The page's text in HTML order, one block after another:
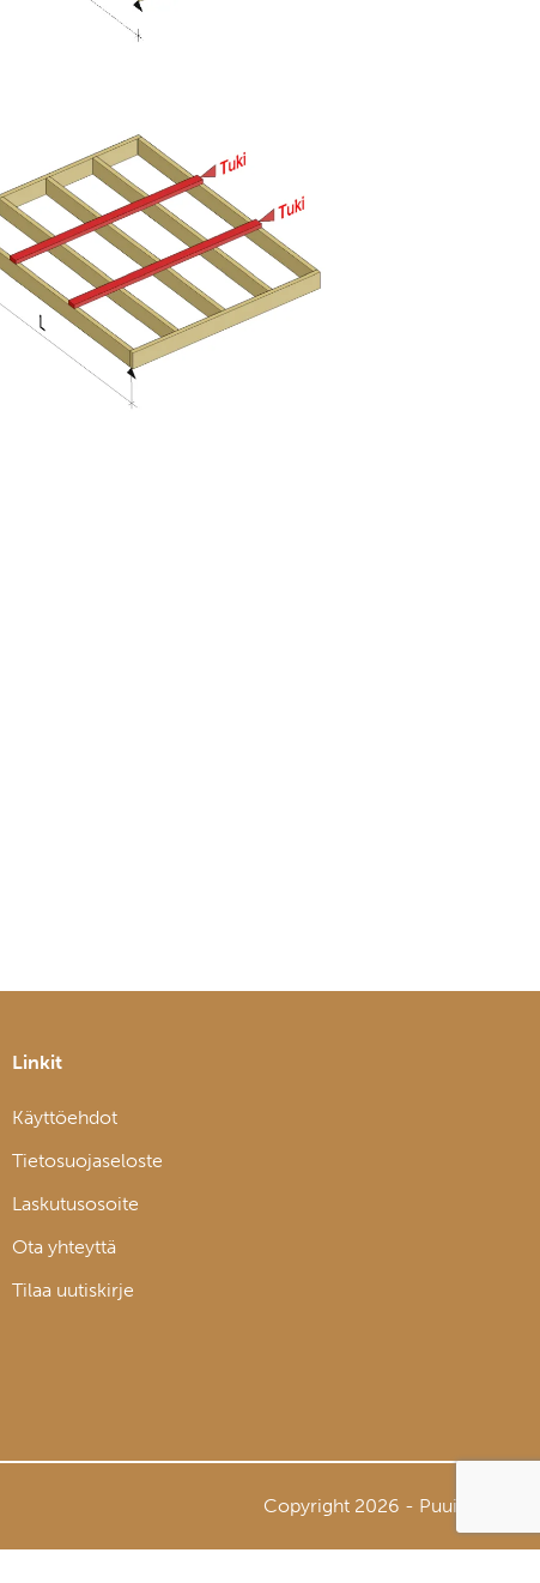
Linkit
Käyttöehdot
Tietosuojaseloste
Laskutusosoite
Ota yhteyttä
Tilaa uutiskirje
Copyright 2026 - Puuinfo Oy